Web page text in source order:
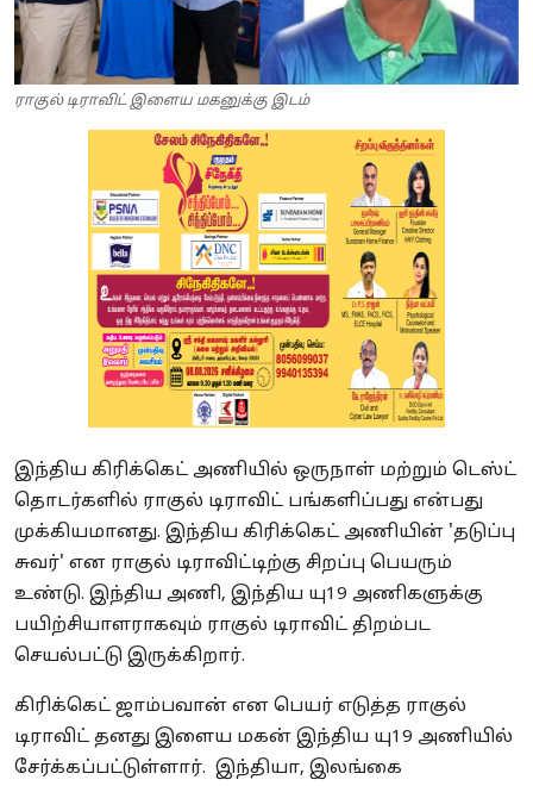
ராகுல் டிராவிட் இளைய மகனுக்கு இடம்
இந்திய கிரிக்கெட் அணியில் ஒருநாள் மற்றும் டெஸ்ட்
தொடர்களில் ராகுல் டிராவிட் பங்களிப்பது என்பது
முக்கியமானது. இந்திய கிரிக்கெட் அணியின் 'தடுப்பு
சுவர்' என ராகுல் டிராவிட்டிற்கு சிறப்பு பெயரும்
உண்டு. இந்திய அணி, இந்திய யு19 அணிகளுக்கு
பயிற்சியாளராகவும் ராகுல் டிராவிட் திறம்பட
செயல்பட்டு இருக்கிறார்.
கிரிக்கெட் ஜாம்பவான் என பெயர் எடுத்த ராகுல்
டிராவிட் தனது இளைய மகன் இந்திய யு19 அணியில்
சேர்க்கப்பட்டுள்ளார். இந்தியா, இலங்கை